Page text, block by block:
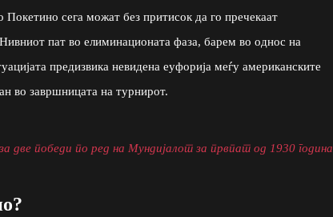
сега можат без притисок да го пречекаат
пат во елиминационата фаза, барем во однос на
предизвика невидена еуфорија меѓу американските
во завршницата на турнирот.
две победи по ред на Мундијалот за првпат од 1930 година